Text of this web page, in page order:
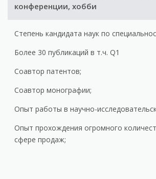
конференции, хобби
Степень кандидата наук по
Более 30 публикаций в т.ч. Q1
Соавтор патентов;
Соавтор монографии;
Опыт работы в научно-
Опыт прохождения огромного
сфере продаж;